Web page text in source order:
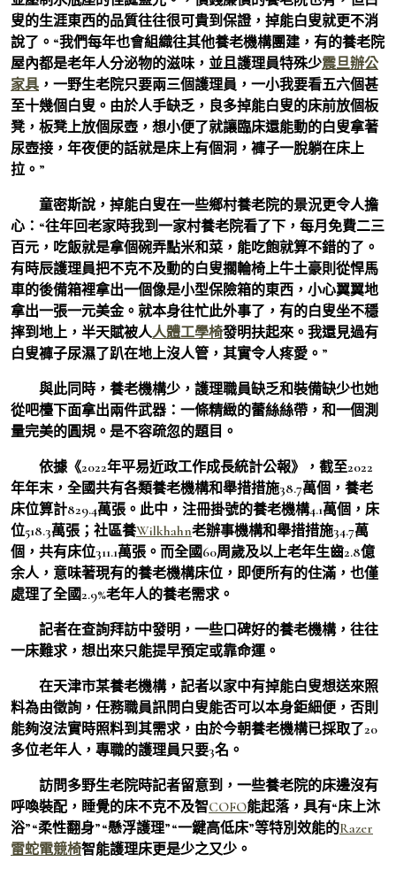
叟的生涯東西的品質往往很可貴到保證，掉能白叟就更不消
說了。“我們每年也會組織往其他養老機構團建，有的養老院
屋內都是老年人分泌物的滋味，並且護理員特殊少震旦辦公
家具 ，一野生老院只要兩三個護理員，一小我要看五六個甚
至十幾個白叟。由於人手缺乏，良多掉能白叟的床前放個板
凳，板凳上放個尿壺，想小便了就讓臨床還能動的白叟拿著
尿壺接，年夜便的話就是床上有個洞，褲子一脫躺在床上
拉。”
童密斯說，掉能白叟在一些鄉村養老院的景況更令人擔
心：“往年回老家時我到一家村養老院看了下，每月免費二三
百元，吃飯就是拿個碗弄點米和菜，能吃飽就算不錯的了。
有時辰護理員把不克不及動的白叟擱輪椅上牛土豪則從悍馬
車的後備箱裡拿出一個像是小型保險箱的東西，小心翼翼地
拿出一張一元美金。就本身往忙此外事了，有的白叟坐不穩
摔到地上，半天賦被人人體工學椅發明扶起來。我還見過有
白叟褲子尿濕了趴在地上沒人管，其實令人疼愛。”
與此同時，養老機構少，護理職員缺乏和裝備缺少也她
從吧檯下面拿出兩件武器：一條精緻的蕾絲絲帶，和一個測
量完美的圓規。是不容疏忽的題目。
依據《2022年平易近政工作成長統計公報》，截至2022
年年末，全國共有各類養老機構和舉措措施38.7萬個，養老
床位算計829.4萬張。此中，注冊掛號的養老機構4.1萬個，床
位518.3萬張；社區養Wilkhahn老辦事機構和舉措措施34.7萬
個，共有床位311.1萬張。而全國60周歲及以上老年生齒2.8億
余人，意味著現有的養老機構床位，即便所有的住滿，也僅
處理了全國2.9%老年人的養老需求。
記者在查詢拜訪中發明，一些口碑好的養老機構，往往
一床難求，想出來只能提早預定或靠命運。
在天津市某養老機構，記者以家中有掉能白叟想送來照
料為由徵詢，任務職員訊問白叟能否可以本身鉅細便，否則
能夠沒法實時照料到其需求，由於今朝養老機構已採取了20
多位老年人，專職的護理員只要3名。
訪問多野生老院時記者留意到，一些養老院的床邊沒有
呼喚裝配，睡覺的床不克不及智COFO能起落，具有“床上沐
浴”“柔性翻身”“懸浮護理”“一鍵高低床”等特別效能的Razer
雷蛇電競椅智能護理床更是少之又少。